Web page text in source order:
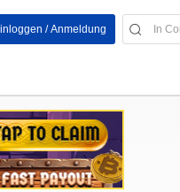
/ Anmeldung